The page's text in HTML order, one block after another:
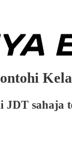
JDT sahaja